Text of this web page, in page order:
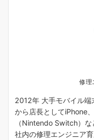
修理
2012年 大手モバイル端
から店長としてiPhone
（Nintendo Switch）な
社内の修理エンジニア